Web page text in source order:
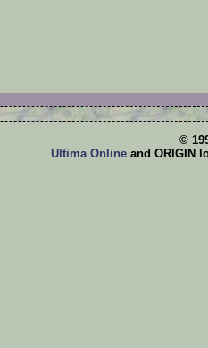
©
Ultima Online and ORIGIN